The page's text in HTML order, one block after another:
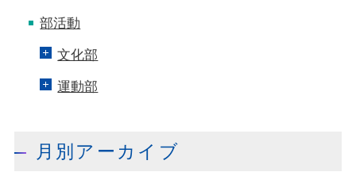
部活動
文化部
運動部
月別アーカイブ